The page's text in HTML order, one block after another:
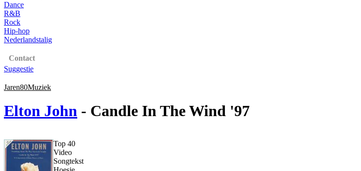
Dance
R&B
Rock
Hip-hop
Nederlandstalig
Contact
Suggestie
Jaren80Muziek
Elton John - Candle In The Wind '97
Top 40
Video
Songtekst